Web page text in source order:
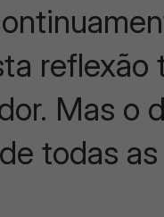
reflexão
Mas o
todas